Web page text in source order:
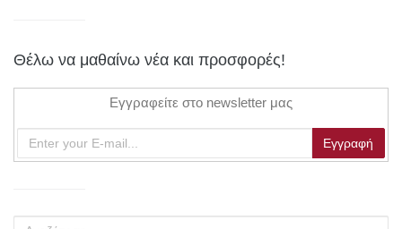
Θέλω να μαθαίνω νέα και προσφορές!
Εγγραφείτε στο newsletter μας
Αναζήτηση